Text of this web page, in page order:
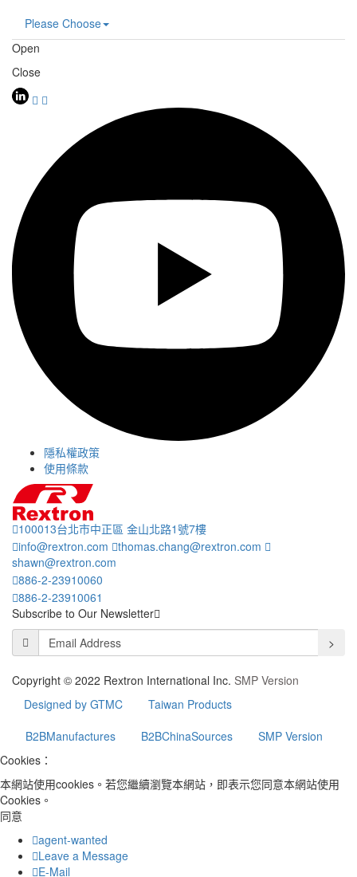
Please Choose
Open
Close
隱私權政策
使用條款
100013台北市中正區 金山北路1號7樓
info@rextron.com
thomas.chang@rextron.com
shawn@rextron.com
886-2-23910060
886-2-23910061
Subscribe to Our Newsletter
>
Copyright © 2022 Rextron International Inc. SMP Version
Designed by GTMC
Taiwan Products
B2BManufactures
B2BChinaSources
SMP Version
Cookies：
本網站使用cookies。若您繼續瀏覽本網站，即表示您同意本網站使用
Cookies。
同意
agent-wanted
Leave a Message
E-Mail